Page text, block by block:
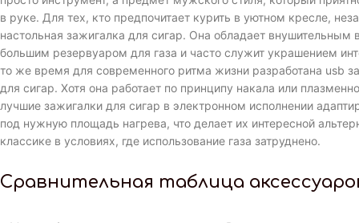
в руке. Для тех, кто предпочитает курить в уютном кресле,
настольная зажигалка для сигар. Она обладает внушительным
большим резервуаром для газа и часто служит украшением
то же время для современного ритма жизни разработана usb
для сигар. Хотя она работает по принципу накала или
лучшие зажигалки для сигар в электронном исполнении
под нужную площадь нагрева, что делает их интересной
классике в условиях, где использование газа затруднено.
Сравнительная таблица